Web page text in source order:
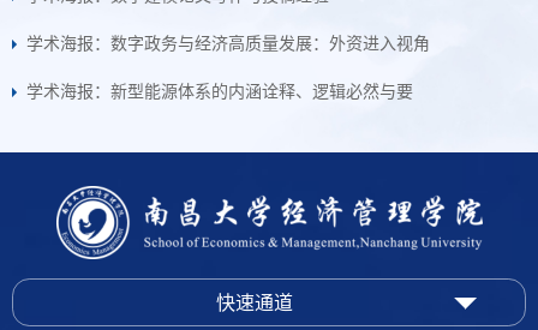
学术海报：数字政务与经济高质量发展：外资进入视角
学术海报：新型能源体系的内涵诠释、逻辑必然与要
快速通道